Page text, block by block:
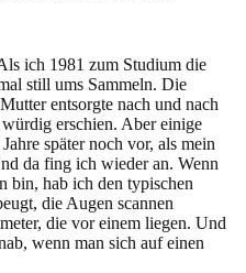
ich 1981 zum Studium die
still ums Sammeln. Die
entsorgte nach und nach
erschien. Aber einige
später noch vor, als mein
da fing ich wieder an. Wenn
bin, hab ich den typischen
die Augen scannen
die vor einem liegen. Und
wenn man sich auf einen